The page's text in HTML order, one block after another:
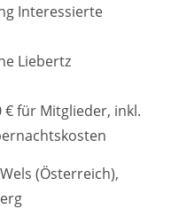
Interessierte
Liebertz
€ für Mitglieder, inkl.
(Österreich),